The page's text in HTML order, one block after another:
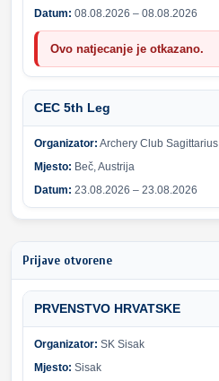
Datum: 08.08.2026 – 08.08.2026
Ovo natjecanje je otkazano.
CEC 5th Leg
Organizator: Archery Club Sagittarius
Mjesto: Beč, Austrija
Datum: 23.08.2026 – 23.08.2026
Prijave otvorene
PRVENSTVO HRVATSKE
Organizator: SK Sisak
Mjesto: Sisak